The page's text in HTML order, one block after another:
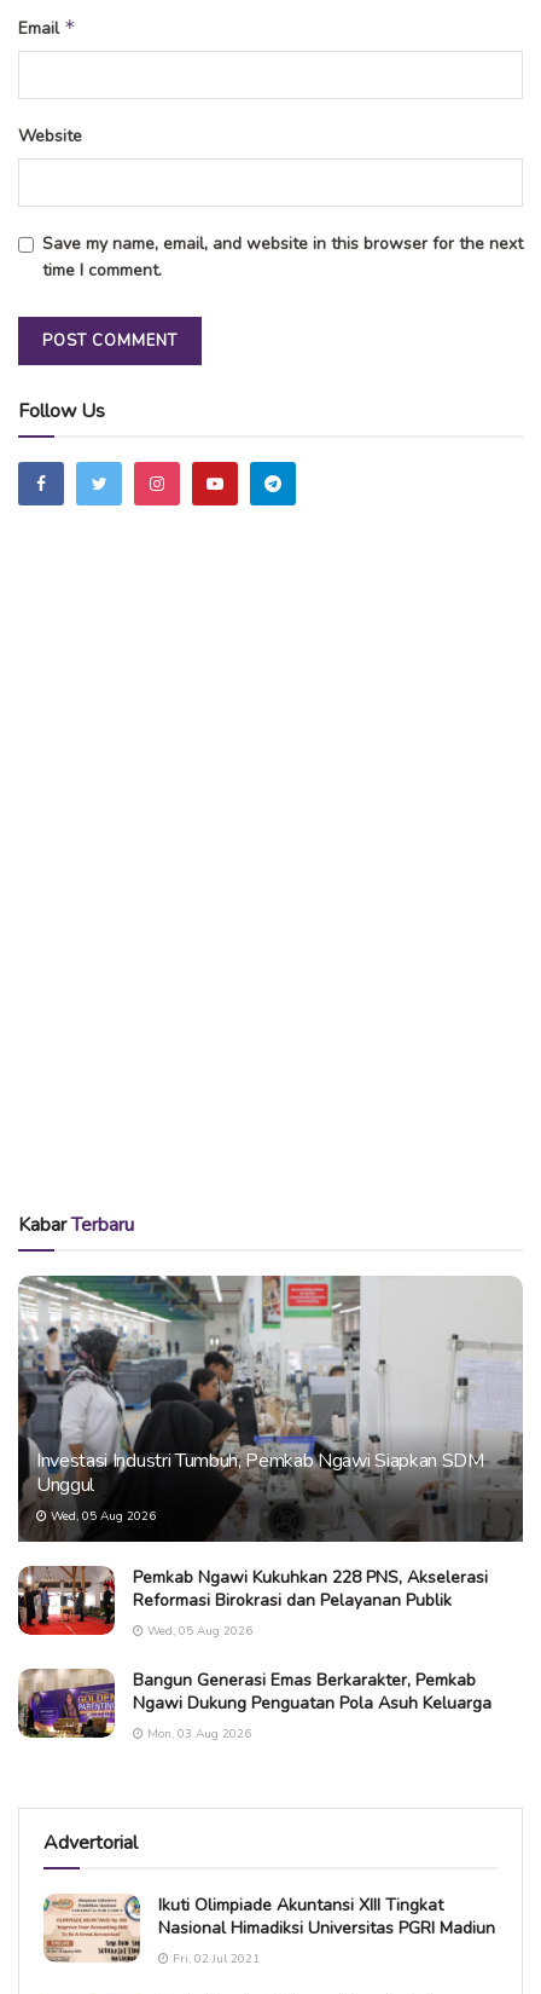
Email *
Website
Save my name, email, and website in this browser for the next
time I comment.
Follow Us
KabarTerbaru
Investasi Industri Tumbuh, Pemkab Ngawi Siapkan SDM
Unggul
Wed, 05 Aug 2026
Pemkab Ngawi Kukuhkan 228 PNS, Akselerasi
Reformasi Birokrasi dan Pelayanan Publik
Wed, 05 Aug 2026
Bangun Generasi Emas Berkarakter, Pemkab
Ngawi Dukung Penguatan Pola Asuh Keluarga
Mon, 03 Aug 2026
Advertorial
Ikuti Olimpiade Akuntansi XIII Tingkat
Nasional Himadiksi Universitas PGRI Madiun
Fri, 02 Jul 2021